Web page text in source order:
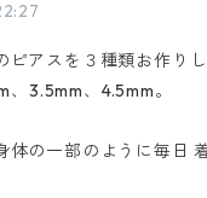
ピアスを３種類お作りし
3.5mm、4.5mm。
体の一部のように毎日